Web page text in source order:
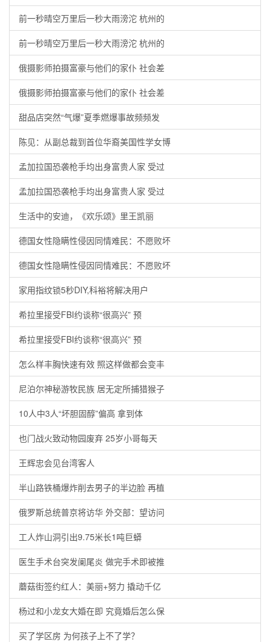
前一秒晴空万里后一秒大雨滂沱 杭州的
前一秒晴空万里后一秒大雨滂沱 杭州的
俄摄影师拍摄富豪与他们的家仆 社会差
俄摄影师拍摄富豪与他们的家仆 社会差
甜品店突然“气爆”夏季燃爆事故频频发
陈见：从副总裁到首位华裔美国性学女博
孟加拉国恐袭枪手均出身富贵人家 受过
孟加拉国恐袭枪手均出身富贵人家 受过
生活中的安迪，《欢乐颂》里王凯丽
德国女性隐瞒性侵因同情难民：不愿败坏
德国女性隐瞒性侵因同情难民：不愿败坏
家用指纹锁5秒DIY,科裕将解决用户
希拉里接受FBI约谈称“很高兴” 预
希拉里接受FBI约谈称“很高兴” 预
怎么样丰胸快速有效 照这样做都会变丰
尼泊尔神秘游牧民族 居无定所捕猎猴子
10人中3人“坏胆固醇”偏高 拿到体
也门战火致动物园废弃 25岁小哥每天
王辉忠会见台湾客人
半山路铁桶爆炸削去男子的半边脸 再植
俄罗斯总统普京将访华 外交部：望访问
工人炸山洞引出9.75米长1吨巨蟒
医生手术台突发阑尾炎 做完手术即被推
蘑菇街签约红人：美丽+努力 撬动千亿
杨过和小龙女大婚在即 究竟婚后怎么保
买了学区房 为何孩子上不了学？